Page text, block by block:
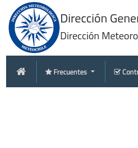
Frecuentes